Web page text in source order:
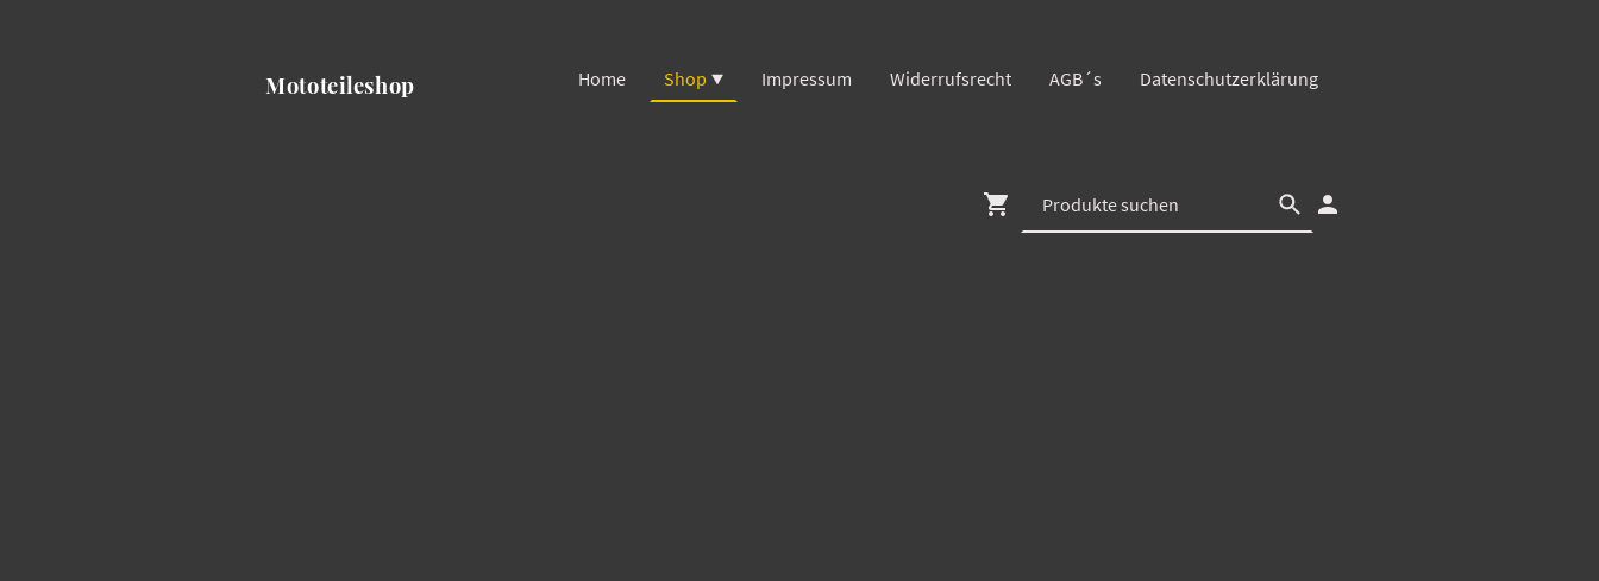
Mototeileshop Home Shop Impressum Widerrufsrecht AGB´s Datenschutzerklärung